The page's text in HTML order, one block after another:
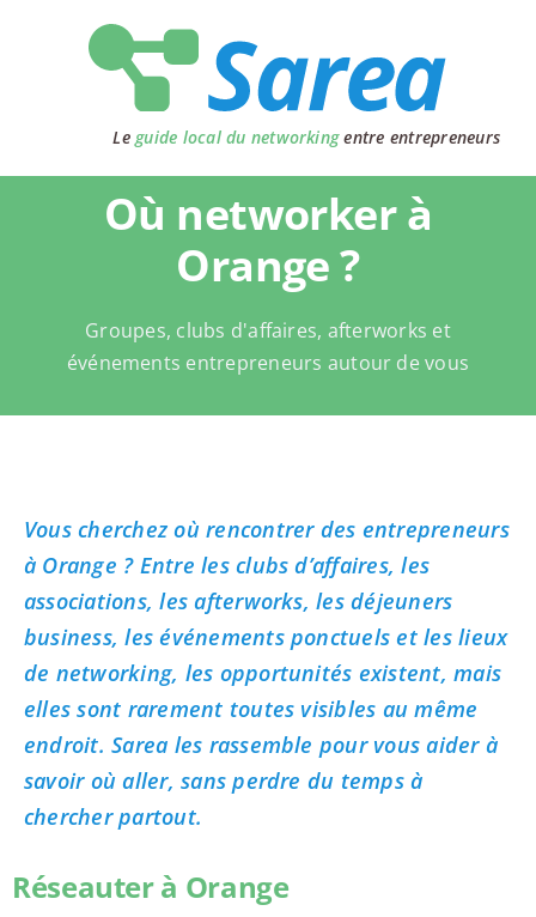
Le guide local du networkingentre entrepreneurs
Où networker à
Orange ?
Groupes, clubs d'affaires, afterworks et
événements entrepreneurs autour de vous
Vous cherchez où rencontrer des entrepreneurs
à Orange ? Entre les clubs d’affaires, les
associations, les afterworks, les déjeuners
business, les événements ponctuels et les lieux
de networking, les opportunités existent, mais
elles sont rarement toutes visibles au même
endroit. Sarea les rassemble pour vous aider à
savoir où aller, sans perdre du temps à
chercher partout.
Réseauter à Orange